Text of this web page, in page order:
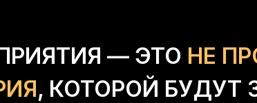
— ЭТО НЕ
, КОТОРОЙ БУДУТ